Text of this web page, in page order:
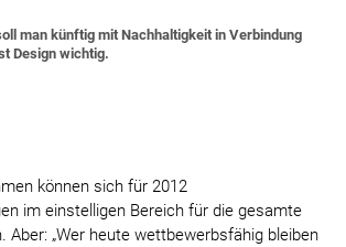
man künftig mit Nachhaltigkeit in Verbindung
Design wichtig.
können sich für 2012
im einstelligen Bereich für die gesamte
Aber: „Wer heute wettbewerbsfähig bleiben